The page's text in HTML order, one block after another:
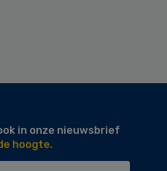
in onze nieuwsbrief
hoogte.